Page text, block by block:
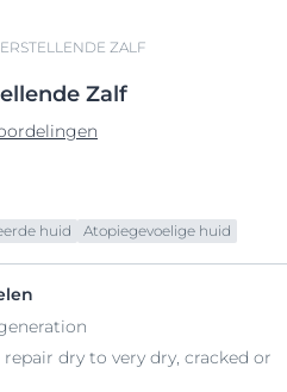
ZALF
Zalf
huid Atopiegevoelige huid
dry to very dry, cracked or